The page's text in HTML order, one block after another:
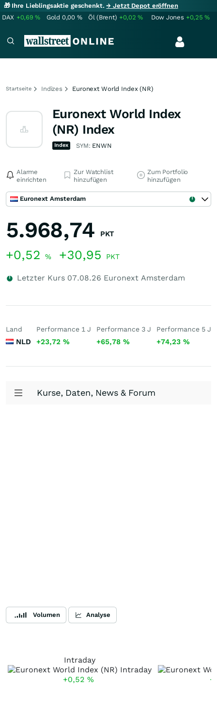
🎁 Ihre Lieblingsaktie geschenkt.→ Jetzt Depot eröffnen
DAX +0,69% Gold 0,00 % Öl (Brent) +0,02% Dow Jones +0,25%
Startseite Indizes Euronext World Index (NR)
Euronext World Index
(NR) Index
Index SYM: ENWN
Alarme
einrichten
Zur Watchlist
hinzufügen
Zum Portfolio
hinzufügen
Euronext Amsterdam
5.968,74 PKT
+0,52 % +30,95 PKT
Letzter Kurs 07.08.26 Euronext Amsterdam
Land
NLD
Performance 1 J
+23,72 %
Performance 3 J
+65,78 %
Performance 5 J
+74,23 %
Kurse, Daten, News & Forum
Volumen Analyse
Intraday
+0,52 %